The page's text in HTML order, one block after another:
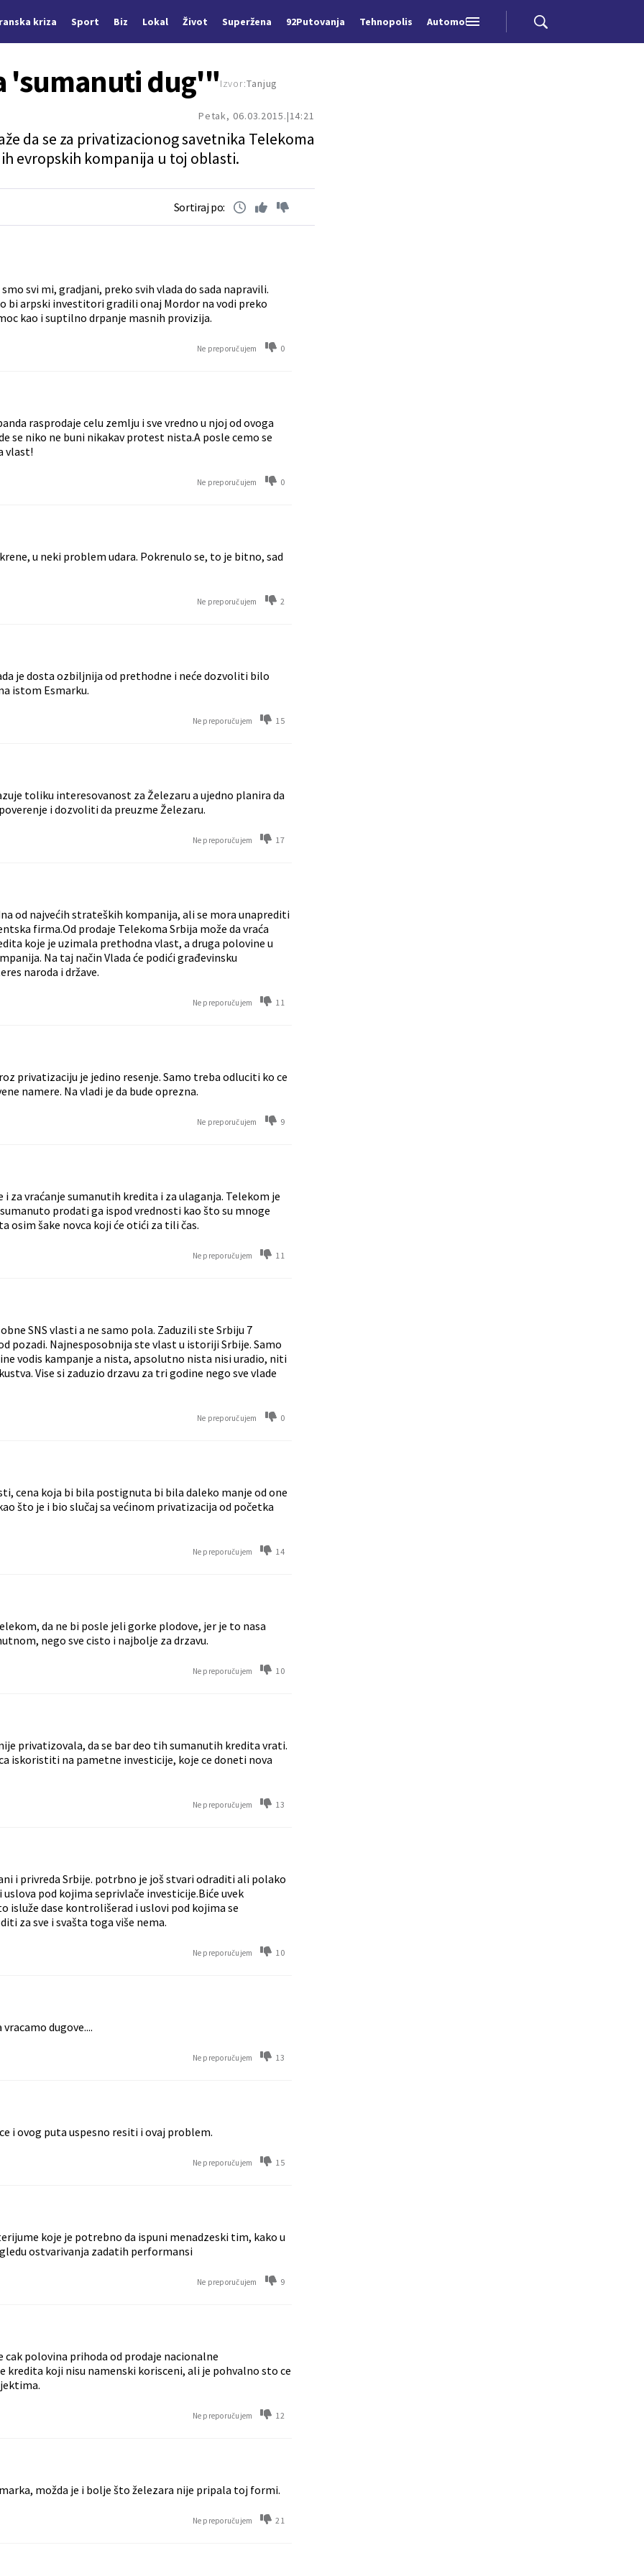
kriza Sport Biz Lokal Život Superžena 92Putovanja Tehnopolis Automobili
Petak, 06.03.2015. 14:21
'sumanuti dug'"
da se za privatizacionog savetnika Telekoma
evropskih kompanija u toj oblasti.
Izvor:Tanjug
Sortiraj po:
svi mi, gradjani, preko svih vlada do sada napravili.
bi arpski investitori gradili onaj Mordor na vodi preko
kao i suptilno drpanje masnih provizija.
Ne preporučujem 0
rasprodaje celu zemlju i sve vredno u njoj od ovoga
niko ne buni nikakav protest nista.A posle cemo se
vlast!
Ne preporučujem 0
u neki problem udara. Pokrenulo se, to je bitno, sad
Ne preporučujem 2
je dosta ozbiljnija od prethodne i neće dozvoliti bilo
istom Esmarku.
Ne preporučujem 15
toliku interesovanost za Železaru a ujedno planira da
i dozvoliti da preuzme Železaru.
Ne preporučujem 17
od najvećih strateških kompanija, ali se mora unaprediti
firma.Od prodaje Telekoma Srbija može da vraća
koje je uzimala prethodna vlast, a druga polovine u
Na taj način Vlada će podići građevinsku
naroda i države.
Ne preporučujem 11
privatizaciju je jedino resenje. Samo treba odluciti ko ce
namere. Na vladi je da bude oprezna.
Ne preporučujem 9
za vraćanje sumanutih kredita i za ulaganja. Telekom je
prodati ga ispod vrednosti kao što su mnoge
osim šake novca koji će otići za tili čas.
Ne preporučujem 11
SNS vlasti a ne samo pola. Zaduzili ste Srbiju 7
pozadi. Najnesposobnija ste vlast u istoriji Srbije. Samo
vodis kampanje a nista, apsolutno nista nisi uradio, niti
Vise si zaduzio drzavu za tri godine nego sve vlade
Ne preporučujem 0
cena koja bi bila postignuta bi bila daleko manje od one
što je i bio slučaj sa većinom privatizacija od početka
Ne preporučujem 14
da ne bi posle jeli gorke plodove, jer je to nasa
nego sve cisto i najbolje za drzavu.
Ne preporučujem 10
privatizovala, da se bar deo tih sumanutih kredita vrati.
iskoristiti na pametne investicije, koje ce doneti nova
Ne preporučujem 13
i privreda Srbije. potrbno je još stvari odraditi ali polako
pod kojima seprivlače investicije.Biće uvek
dase kontrolišerad i uslovi pod kojima se
za sve i svašta toga više nema.
Ne preporučujem 10
dugove....
Ne preporučujem 13
i ovog puta uspesno resiti i ovaj problem.
Ne preporučujem 15
koje je potrebno da ispuni menadzeski tim, kako u
ostvarivanja zadatih performansi
Ne preporučujem 9
polovina prihoda od prodaje nacionalne
koji nisu namenski korisceni, ali je pohvalno sto ce
Ne preporučujem 12
možda je i bolje što železara nije pripala toj formi.
Ne preporučujem 21